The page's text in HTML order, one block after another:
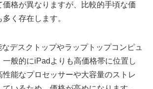
価格が異なりますが、比較的手頃な価
く存在します。
なデスクトップやラップトップコンピュ
一般的にiPadよりも高価格帯に位置し
性能なプロセッサーや大容量のストレ